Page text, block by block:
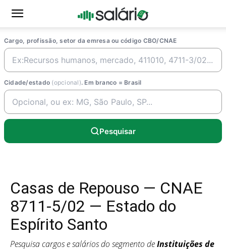
Cargo, profissão, setor da emresa ou código CBO/CNAE
Cidade/estado (opcional). Em branco = Brasil
Pesquisar
Casas de Repouso — CNAE
8711-5/02 — Estado do
Espírito Santo
Pesquisa cargos e salários do segmento deInstituições de